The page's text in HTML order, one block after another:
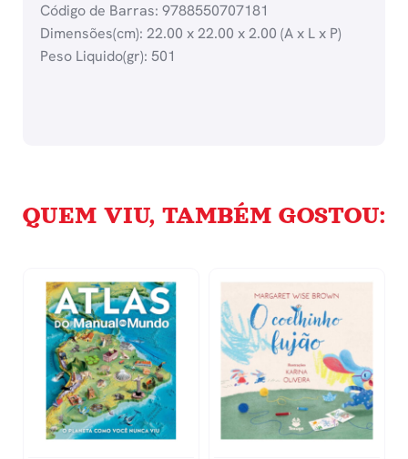
Código de Barras: 9788550707181
Dimensões(cm): 22.00 x 22.00 x 2.00 (A x L x P)
Peso Liquido(gr): 501
QUEM VIU, TAMBÉM GOSTOU: